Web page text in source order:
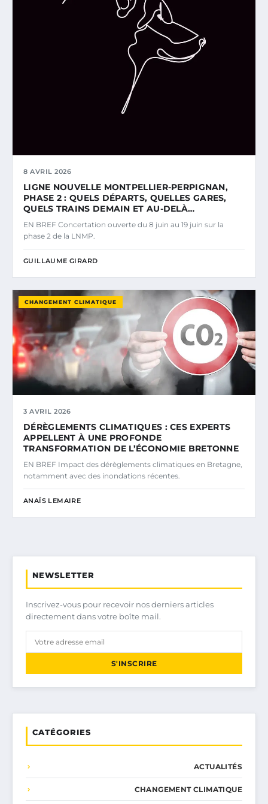
8 AVRIL 2026
LIGNE NOUVELLE MONTPELLIER-PERPIGNAN,
PHASE 2 : QUELS DÉPARTS, QUELLES GARES,
QUELS TRAINS DEMAIN ET AU-DELÀ…
EN BREF Concertation ouverte du 8 juin au 19 juin sur la
phase 2 de la LNMP.
GUILLAUME GIRARD
CHANGEMENT CLIMATIQUE
3 AVRIL 2026
DÉRÈGLEMENTS CLIMATIQUES : CES EXPERTS
APPELLENT À UNE PROFONDE
TRANSFORMATION DE L’ÉCONOMIE BRETONNE
EN BREF Impact des dérèglements climatiques en Bretagne,
notamment avec des inondations récentes.
ANAÏS LEMAIRE
NEWSLETTER
Inscrivez-vous pour recevoir nos derniers articles
directement dans votre boîte mail.
S'INSCRIRE
CATÉGORIES
ACTUALITÉS
CHANGEMENT CLIMATIQUE